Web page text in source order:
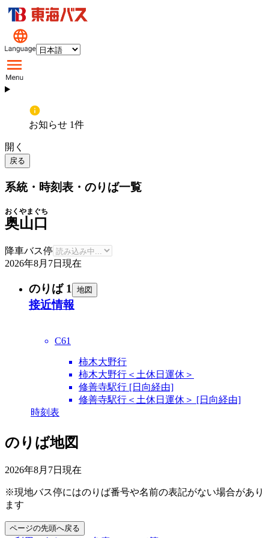
お知らせ 1件
開く
戻る
系統・時刻表・のりば一覧
奥山口
おくやまぐち
降車バス停
2026年8月7日 現在
のりば 1 地図
接近情報
C61
柿木大野行
柿木大野行＜土休日運休＞
修善寺駅行 [日向経由]
修善寺駅行＜土休日運休＞ [日向経由]
時刻表
のりば地図
2026年8月7日 現在
※現地バス停にはのりば番号や名前の表記がない場合があり
ます
ページの先頭へ戻る